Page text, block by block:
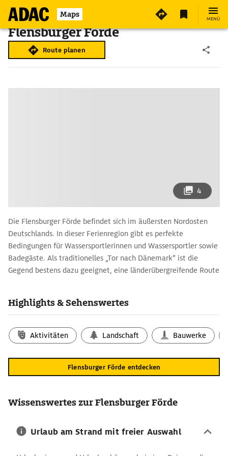
Maps MENÜ
Flensburger Förde
Route planen
4
Die Flensburger Förde befindet sich im äußersten Nordosten
Deutschlands. In dieser Ferienregion gibt es perfekte
Bedingungen für Wassersportlerinnen und Wassersportler sowie
Badegäste. Als traditionelles „Tor nach Dänemark“ ist die
Gegend bestens dazu geeignet, eine länderübergreifende Route
Flensburger Förde: Reisetipps mit maritimem
Flair
Die Seefahrt spielt in dieser Region schon immer eine
herausragende Rolle. Im Flensburger Hafen legten
der damals noch zu Dänemark gehörenden Stadt großen
Wohlstand bescherten. Im historischen Hafen liegen unter
restaurierte Salondampfer Alexandra vor Anker. Natürlich
sich ein leckeres Fischbrötchen genießen lässt.
Highlights & Sehenswertes
Aktivitäten Landschaft Bauwerke
Flensburger Förde entdecken
Wissenswertes zur Flensburger Förde
Urlaub am Strand mit freier Auswahl